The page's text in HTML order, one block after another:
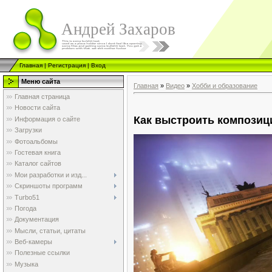
Андрей Захаров
Главная|Регистрация|Вход
Меню сайта
Главная страница
Новости сайта
Информация о сайте
Загрузки
Фотоальбомы
Гостевая книга
Каталог сайтов
Мои разработки и изд...
Скриншоты программ
Turbo51
Погода
Документация
Мысли, статьи, цитаты
Веб-камеры
Полезные ссылки
Музыка
Главная » Видео » Хобби и образование
Как выстроить